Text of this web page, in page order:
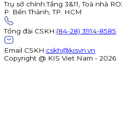
Trụ sở chính:Tầng 3&11, Toà nhà
P. Bến Thành, TP. HCM
Tổng đài CSKH:(84-28) 3914-8585
Email CSKH:cskh@kisvn.vn
Copyright @ KIS Viet Nam - 2026